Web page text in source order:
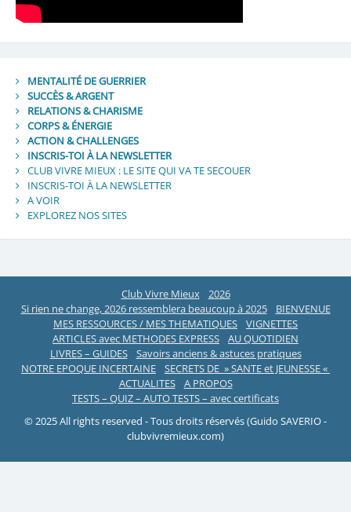
MENTALITÉ DE GUERRIER
SUCCÈS & ARGENT
RELATIONS & CHARISME
CORPS & ÉNERGIE
ACTION & CHALLENGES
INSCRIS-TOI À LA NEWSLETTER
CLUB VIVRE MIEUX : LE SITE QUI VA TE SECOUER
INSCRIS-TOI À LA NEWSLETTER
A VOIR
EXPLOREZ NOS SITES
Club Vivre Mieux
2026
Si rien ne change, 2026 ressemblera beaucoup à 2025
BIENVENUE
MES RESSOURCES / MES THEMATIQUES
VIGNETTES
ARTICLES avec METHODES EXPRESS
AU QUOTIDIEN
LIVRES – GUIDES
Savoirs anciens & astuces pratiques
NOTRE EPOQUE INCERTAINE
SECRETS DE » SANTE et JEUNESSE «
ACTUALITES
A PROPOS
TESTS – QUIZ – AUTO TESTS – avec certificats
© 2025 All rights reserved - Tous droits réservés (Guido SAVERIO -
clubvivremieux.com)